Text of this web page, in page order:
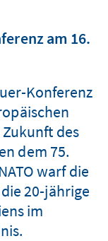
am 16.
Konferenz
Zukunft des
dem 75.
warf die
20-jährige
im